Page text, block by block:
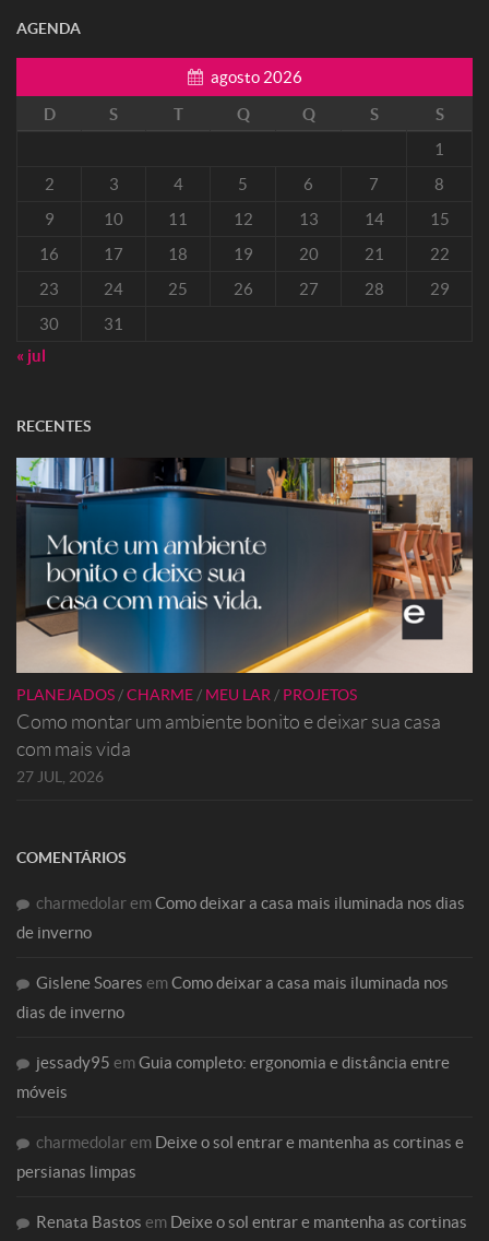
AGENDA
agosto 2026
D
S T Q Q S
S
1
2
3 4 5 6 7
8
9
10 11 12 13 14
15
16
17 18 19 20 21
22
23
24 25 26 27 28
29
30
31
« jul
RECENTES
PLANEJADOS /CHARME / MEU LAR / PROJETOS
Como montar um ambiente bonito e deixar sua casa
com mais vida
27 JUL, 2026
COMENTÁRIOS
charmedolaremComo deixar a casa mais iluminada nos dias
de inverno
Gislene Soares emComo deixar a casa mais iluminada nos
dias de inverno
jessady95 emGuia completo: ergonomia e distância entre
móveis
charmedolarem Deixe o sol entrar e mantenha as cortinas e
persianas limpas
Renata Bastos em Deixe o sol entrar e mantenha as cortinas